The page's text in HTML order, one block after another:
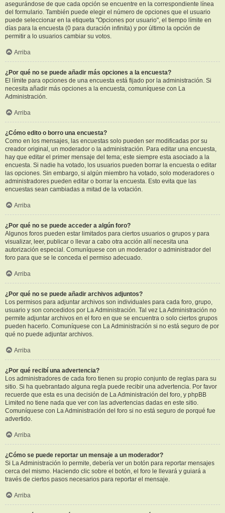
asegurándose de que cada opción se encuentre en la correspondiente línea
del formulario. También puede elegir el número de opciones que el usuario
puede seleccionar en la etiqueta "Opciones por usuario", el tiempo límite en
días para la encuesta (0 para duración infinita) y por último la opción de
permitir a lo usuarios cambiar su votos.
Arriba
¿Por qué no se puede añadir más opciones a la encuesta?
El límite para opciones de una encuesta está fijado por la administración. Si
necesita añadir más opciones a la encuesta, comuníquese con La
Administración.
Arriba
¿Cómo edito o borro una encuesta?
Como en los mensajes, las encuestas solo pueden ser modificadas por su
creador original, un moderador o la administración. Para editar una encuesta,
hay que editar el primer mensaje del tema; este siempre esta asociado a la
encuesta. Si nadie ha votado, los usuarios pueden borrar la encuesta o editar
las opciones. Sin embargo, si algún miembro ha votado, solo moderadores o
administradores pueden editar o borrar la encuesta. Esto evita que las
encuestas sean cambiadas a mitad de la votación.
Arriba
¿Por qué no se puede acceder a algún foro?
Algunos foros pueden estar limitados para ciertos usuarios o grupos y para
visualizar, leer, publicar o llevar a cabo otra acción allí necesita una
autorización especial. Comuníquese con un moderador o administrador del
foro para que se le conceda el permiso adecuado.
Arriba
¿Por qué no se puede añadir archivos adjuntos?
Los permisos para adjuntar archivos son individuales para cada foro, grupo,
usuario y son concedidos por La Administración. Tal vez La Administración no
permite adjuntar archivos en el foro en que se encuentra o solo ciertos grupos
pueden hacerlo. Comuníquese con La Administración si no está seguro de por
qué no puede adjuntar archivos.
Arriba
¿Por qué recibí una advertencia?
Los administradores de cada foro tienen su propio conjunto de reglas para su
sitio. Si ha quebrantado alguna regla puede recibir una advertencia. Por favor
recuerde que esta es una decisión de La Administración del foro, y phpBB
Limited no tiene nada que ver con las advertencias dadas en este sitio.
Comuníquese con La Administración del foro si no está seguro de porqué fue
advertido.
Arriba
¿Cómo se puede reportar un mensaje a un moderador?
Si La Administración lo permite, debería ver un botón para reportar mensajes
cerca del mismo. Haciendo clic sobre el botón, el foro le llevará y guiará a
través de ciertos pasos necesarios para reportar el mensaje.
Arriba